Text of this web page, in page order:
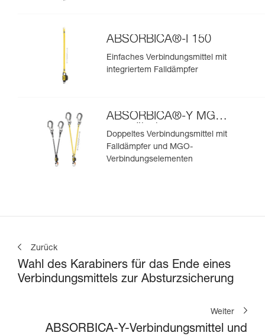
ABSORBICA®-I 150
Einfaches Verbindungsmittel mit
integriertem Falldämpfer
ABSORBICA®-Y MGO
europäische
Ausführung
Doppeltes Verbindungsmittel mit
Falldämpfer und MGO-
Verbindungselementen
Zurück
Wahl des Karabiners für das Ende eines
Verbindungsmittels zur Absturzsicherung
Weiter
ABSORBICA-Y-Verbindungsmittel und